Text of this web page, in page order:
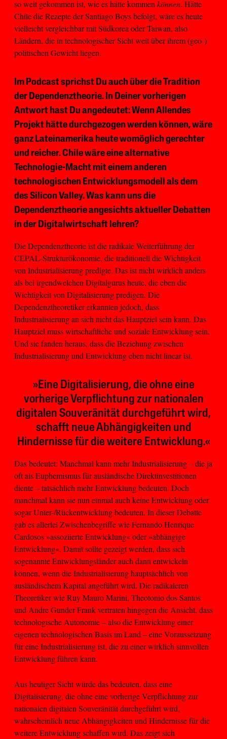
so weit gekommen ist, wie es hätte kommen können. Hätte
Chile die Rezepte der Santiago Boys befolgt, wäre es heute
vielleicht vergleichbar mit Südkorea oder Taiwan, also
Ländern, die in technologischer Sicht weit über ihrem (geo-)
politischen Gewicht liegen.
Im Podcast sprichst Du auch über die Tradition
der Dependenztheorie. In Deiner vorherigen
Antwort hast Du angedeutet: Wenn Allendes
Projekt hätte durchgezogen werden können, wäre
ganz Lateinamerika heute womöglich gerechter
und reicher. Chile wäre eine alternative
Technologie-Macht mit einem anderen
technologischen Entwicklungsmodell als dem
des Silicon Valley. Was kann uns die
Dependenztheorie angesichts aktueller Debatten
in der Digitalwirtschaft lehren?
Die Dependenztheorie ist die radikale Weiterführung der
CEPAL-Strukturökonomie, die traditionell die Wichtigkeit
von Industrialisierung predigte. Das ist nicht wirklich anders
als bei irgendwelchen Digitalgurus heute, die eben die
Wichtigkeit von Digitalisierung predigen. Die
Dependenztheoretiker erkannten jedoch, dass
Industrialisierung an sich nicht das Hauptziel sein kann. Das
Hauptziel muss wirtschaftliche und soziale Entwicklung sein.
Und sie fanden heraus, dass die Beziehung zwischen
Industrialisierung und Entwicklung eben nicht linear ist.
»Eine Digitalisierung, die ohne eine
vorherige Verpflichtung zur nationalen
digitalen Souveränität durchgeführt wird,
schafft neue Abhängigkeiten und
Hindernisse für die weitere Entwicklung.«
Das bedeutet: Manchmal kann mehr Industrialisierung – die ja
oft als Euphemismus für ausländische Direktinvestitionen
diente – tatsächlich mehr Entwicklung bedeuten. Doch
manchmal kann sie nun einmal auch keine Entwicklung oder
sogar Unter-/Rückentwicklung bedeuten. In dieser Debatte
gab es allerlei Zwischenbegriffe wie Fernando Henrique
Cardosos »assoziierte Entwicklung« oder »abhängige
Entwicklung«. Damit sollte gezeigt werden, dass sich
sogenannte Entwicklungsländer auch dann entwickeln
können, wenn die Industrialisierung hauptsächlich von
ausländischem Kapital angeführt wird. Die radikaleren
Theoretiker wie Ruy Mauro Marini, Theotonio dos Santos
und Andre Gunder Frank vertraten hingegen die Ansicht, dass
technologische Autonomie – also die Entwicklung einer
eigenen technologischen Basis im Land – eine Voraussetzung
für eine Industrialisierung ist, die zu einer wirklich sinnvollen
Entwicklung führen kann.
Aus heutiger Sicht würde das bedeuten, dass eine
Digitalisierung, die ohne eine vorherige Verpflichtung zur
nationalen digitalen Souveränität durchgeführt wird,
wahrscheinlich neue Abhängigkeiten und Hindernisse für die
weitere Entwicklung schaffen wird. Das zeigt sich